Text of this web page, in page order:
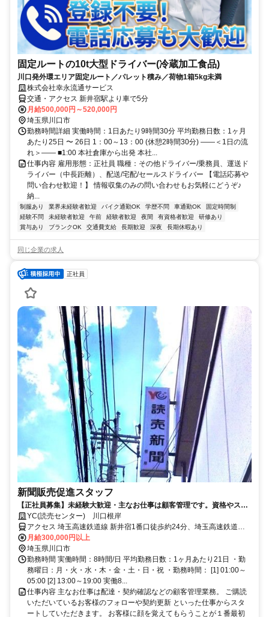
固定ルートの10t大型ドライバー(冷蔵加工食品)
川口発外環エリア固定ルート／パレット積み／荷物1箱5kg未満
株式会社幸永流通サービス
交通・アクセス 新井宿駅より車で5分
月給500,000円～520,000円
埼玉県川口市
勤務時間詳細 実働時間：1日あたり9時間30分 平均勤務日数：1ヶ月
あたり25日 〜 26日 1：00～13：00 (休憩2時間30分) ――＜1日の流
れ＞―― ■1:00 本社倉庫から出発 本社...
仕事内容 雇用形態：正社員 職種：その他ドライバー/乗務員、運送ド
ライバー（中長距離）、配送/宅配/セールスドライバー 【電話応募や
問い合わせ歓迎！】 情報収集のみの問い合わせもお気軽にどうぞ♪
納...
制服あり 業界未経験者歓迎 バイク通勤OK 学歴不問 車通勤OK
固定時間制
経験不問
未経験者歓迎 午前 経験者歓迎 夜間 有資格者歓迎
研修あり
賞与あり
ブランクOK 交通費支給 長期歓迎 深夜 長期休暇あり
同じ企業の求人
正社員
新聞販売促進スタッフ
【正社員募集】未経験大歓迎・主なお仕事は顧客管理です。資格やスキ
ルは必要なし。日々の業務で月収もUP
YC(読売センター) 川口根岸
アクセス 埼玉高速鉄道線 新井宿1番口徒歩約24分、埼玉高速鉄道線
鳩ヶ谷3番口徒歩約33分、ＪＲ武蔵野線 東浦和徒歩約35分
月給300,000円以上
埼玉県川口市
勤務時間 実働時間：8時間/日 平均勤務日数：1ヶ月あたり21日 ・勤
務曜日：月・火・水・木・金・土・日・祝 ・勤務時間： [1] 01:00～
05:00 [2] 13:00～19:00 実働8...
仕事内容 主なお仕事は配達・契約確認などの顧客管理業務。 ご購読
いただいているお客様のフォローや契約更新 といった仕事からスタ
ートしていただきます。 お客様に顔を覚えてもらうことが１番最初